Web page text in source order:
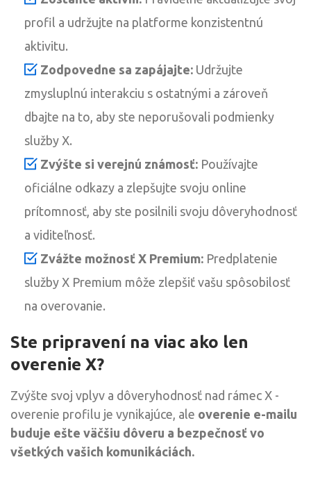
profil a udržujte na platforme konzistentnú
aktivitu.
Zodpovedne sa zapájajte: Udržujte
zmysluplnú interakciu s ostatnými a zároveň
dbajte na to, aby ste neporušovali podmienky
služby X.
Zvýšte si verejnú známosť: Používajte
oficiálne odkazy a zlepšujte svoju online
prítomnosť, aby ste posilnili svoju dôveryhodnosť
a viditeľnosť.
Zvážte možnosť X Premium: Predplatenie
služby X Premium môže zlepšiť vašu spôsobilosť
na overovanie.
Ste pripravení na viac ako len
overenie X?
Zvýšte svoj vplyv a dôveryhodnosť nad rámec X -
overenie profilu je vynikajúce, ale overenie e-mailu
buduje ešte väčšiu dôveru a bezpečnosť vo
všetkých vašich komunikáciách.